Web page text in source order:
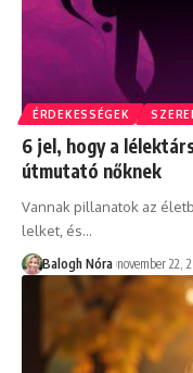
ÉRDEKESSÉGEK
6 jel, hogy a
útmutató nőknek
Vannak pillanatok az
lelket, és…
Balogh Nóra november 22,